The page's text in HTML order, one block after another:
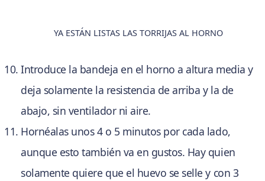
YA ESTÁN LISTAS LAS TORRIJAS AL HORNO
Introduce la bandeja en el horno a altura media y
deja solamente la resistencia de arriba y la de
abajo, sin ventilador ni aire.
Hornéalas unos 4 o 5 minutos por cada lado,
aunque esto también va en gustos. Hay quien
solamente quiere que el huevo se selle y con 3